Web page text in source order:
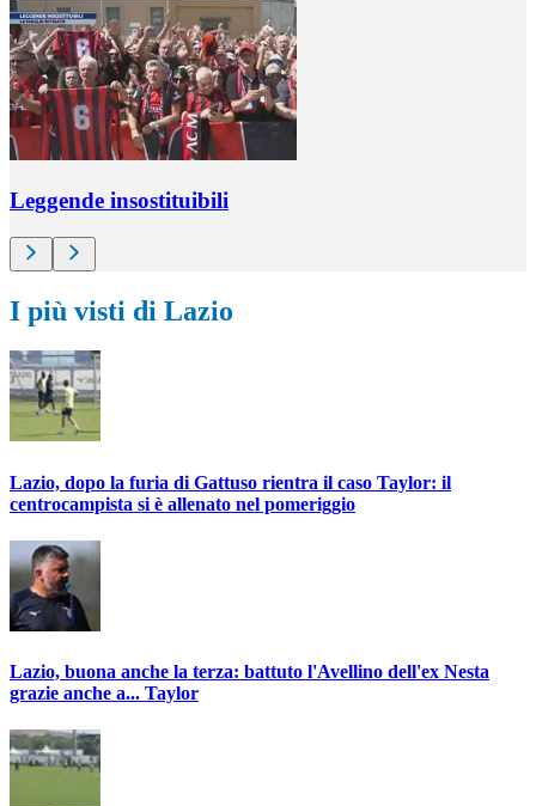
Leggende insostituibili
I più visti di Lazio
Lazio, dopo la furia di Gattuso rientra il caso Taylor: il
centrocampista si è allenato nel pomeriggio
Lazio, buona anche la terza: battuto l'Avellino dell'ex Nesta
grazie anche a... Taylor